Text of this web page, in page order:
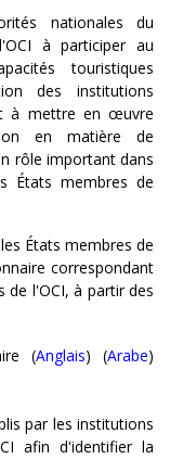
nationales du
à participer au
touristiques
des institutions
à mettre en œuvre
en matière de
rôle important dans
États membres de
États membres de
correspondant
de l'OCI, à partir des
(Anglais) (Arabe)
par les institutions
afin d'identifier la